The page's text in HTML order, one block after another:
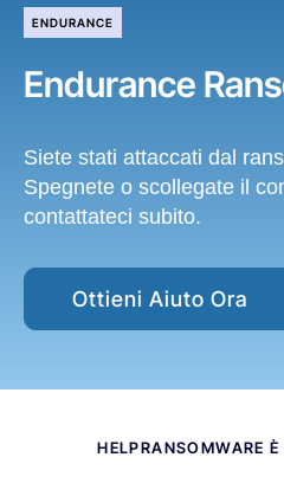
ENDURANCE
Endurance
Siete stati attaccati dal
Spegnete o scollegate il
contattateci subito.
Ottieni Aiuto Ora
HELPRANSOMWARE